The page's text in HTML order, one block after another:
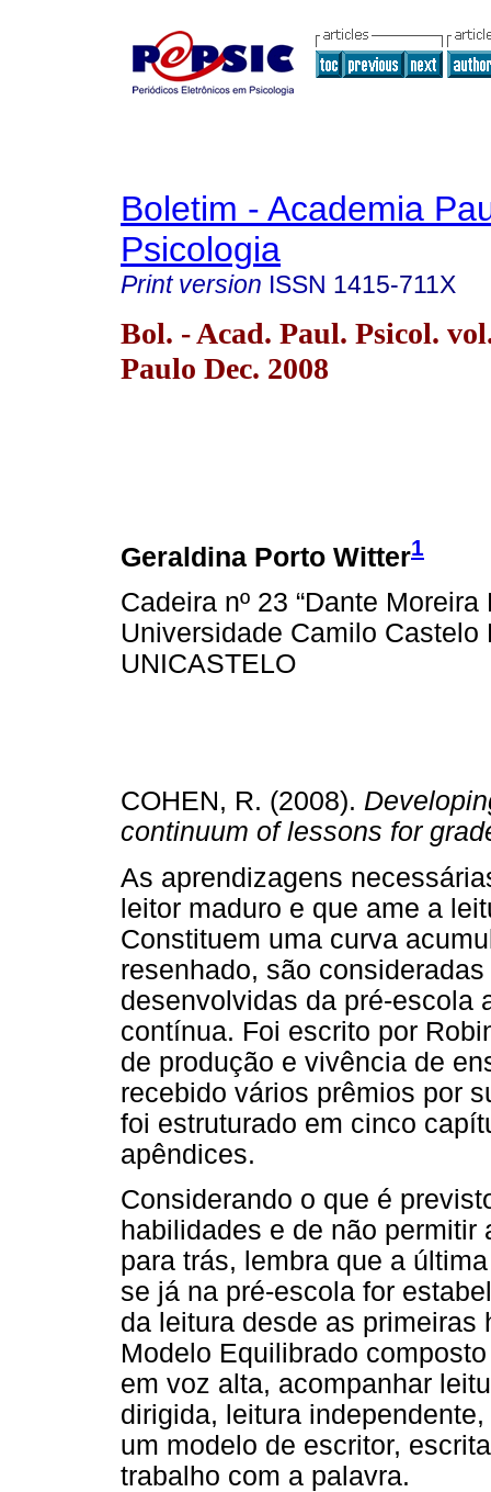
Boletim - Academia
Psicologia
Print version ISSN 1415-711X
Bol. - Acad. Paul. Psicol.
Paulo Dec. 2008
Geraldina Porto Witter1
Cadeira nº 23 “Dante Moreira
Universidade Camilo Castelo
UNICASTELO
COHEN, R. (2008).
continuum of lessons for
As aprendizagens
leitor maduro e que ame a
Constituem uma curva
resenhado, são
desenvolvidas da pré-escola
contínua. Foi escrito por
de produção e vivência de
recebido vários prêmios por
foi estruturado em cinco
apêndices.
Considerando o que é
habilidades e de não
para trás, lembra que a
se já na pré-escola for
da leitura desde as
Modelo Equilibrado
em voz alta, acompanhar
dirigida, leitura
um modelo de escritor,
trabalho com a palavra.